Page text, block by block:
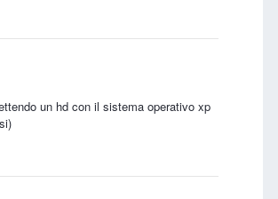
un hd con il sistema operativo xp